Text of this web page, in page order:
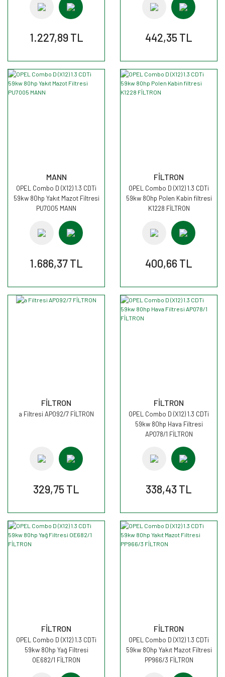
1.227,89 TL 442,35 TL
MANN
OPEL Combo D (X12) 1.3 CDTi
59kw 80hp Yakıt Mazot Filtresi
PU7005 MANN
1.686,37 TL
FİLTRON
OPEL Combo D (X12) 1.3 CDTi
59kw 80hp Polen Kabin filtresi
K1228 FİLTRON
400,66 TL
FİLTRON
a Filtresi AP092/7 FİLTRON
329,75 TL
FİLTRON
OPEL Combo D (X12) 1.3 CDTi
59kw 80hp Hava Filtresi
AP078/1 FİLTRON
338,43 TL
FİLTRON
OPEL Combo D (X12) 1.3 CDTi
59kw 80hp Yağ Filtresi
OE682/1 FİLTRON
FİLTRON
OPEL Combo D (X12) 1.3 CDTi
59kw 80hp Yakıt Mazot Filtresi
PP966/3 FİLTRON